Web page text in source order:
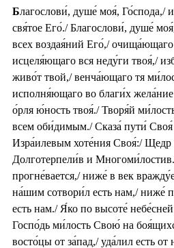
Благослови́, душе́ моя́, Го́спода,/
свя́тое Его́./ Благослови́, душе́
всех воздая́ний Его́,/ очища́ющаго
исцеля́ющаго вся неду́ги твоя́,/
живо́т твой,/ венча́ющаго тя
исполня́ющаго во благи́х жела́ние
о́рля ю́ность твоя́./ Творя́й
всем оби́димым./ Сказа́ пути́
Изра́илевым хоте́ния Своя́:/
Долготерпели́в и
прогне́вается,/ ниже́ в век
на́шим сотвори́л есть нам,/ ниже́
есть нам./ Я́ко по высоте́
Госпо́дь ми́лость Свою́ на
восто́цы от за́пад,/ уда́лил есть от